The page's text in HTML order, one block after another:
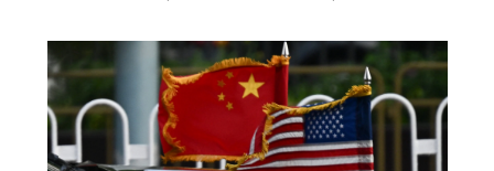
กล่าวเมื่อวันพุธที่ผ่านมา แม้ว่าเหตุการณ์ด้านความมั่นคงล่าสุด
จะเน้นย้ำถึงความเสี่ยงที่ยังคงมีอยู่สำหรับการขนส่งทางเรือใน
ภูมิภาคก็ตาม